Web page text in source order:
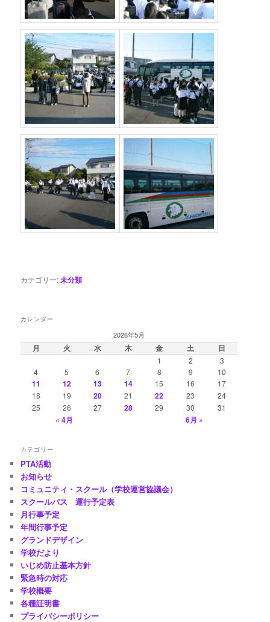
カテゴリー:未分類
カレンダー
2026年5月
月 火 水 木 金 土 日
1 2
3
4
5 6 7 8 9 10
11 12 13 14 15 16
17
18
19 20 21 22 23
24
25
26 27 28 29 30 31
« 4月 6月 »
カテゴリー
PTA活動
お知らせ
コミュニティ・スクール（学校運営協議会）
スクールバス 運行予定表
月行事予定
年間行事予定
グランドデザイン
学校だより
いじめ防止基本方針
緊急時の対応
学校概要
各種証明書
プライバシーポリシー